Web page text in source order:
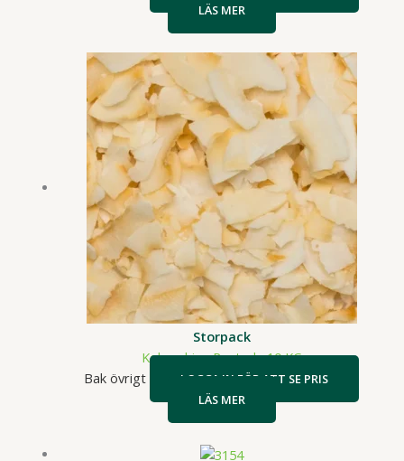
LÄS MER
Storpack
Kokoschips Rostade 10 KG
Bak övrigt
LOGGA IN FÖR ATT SE PRIS
LÄS MER